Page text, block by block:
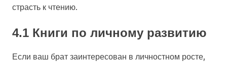
страсть к чтению.
4.1 Книги по личному развитию
Если ваш брат заинтересован в личностном росте,